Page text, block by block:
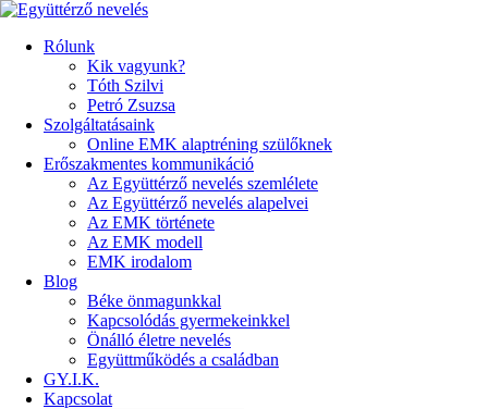
Rólunk
Kik vagyunk?
Tóth Szilvi
Petró Zsuzsa
Szolgáltatásaink
Online EMK alaptréning szülőknek
Erőszakmentes kommunikáció
Az Együttérző nevelés szemlélete
Az Együttérző nevelés alapelvei
Az EMK története
Az EMK modell
EMK irodalom
Blog
Béke önmagunkkal
Kapcsolódás gyermekeinkkel
Önálló életre nevelés
Együttműködés a családban
GY.I.K.
Kapcsolat